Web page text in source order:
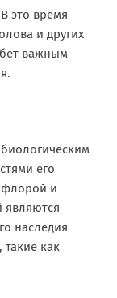
это время
и других
важным
его
флорой и
являются
наследия
как